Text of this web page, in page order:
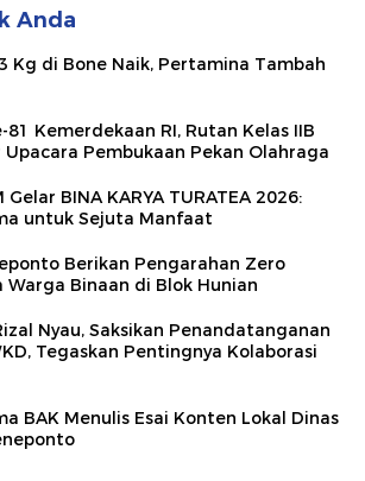
Anda
Kg di Bone Naik, Pertamina Tambah
81 Kemerdekaan RI, Rutan Kelas IIB
Pembukaan Pekan Olahraga
Gelar BINA KARYA TURATEA 2026:
untuk Sejuta Manfaat
Berikan Pengarahan Zero
Warga Binaan di Blok Hunian
Nyau, Saksikan Penandatanganan
Tegaskan Pentingnya Kolaborasi
BAK Menulis Esai Konten Lokal Dinas